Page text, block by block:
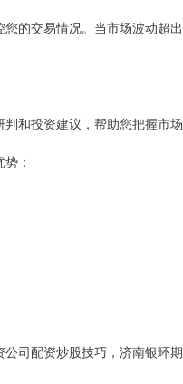
的交易情况。当市场波动超
和投资建议，帮助您把握市场
：
司配资炒股技巧，济南银环